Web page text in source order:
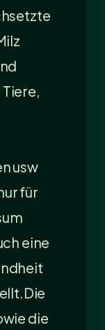
usw
für
eine
die